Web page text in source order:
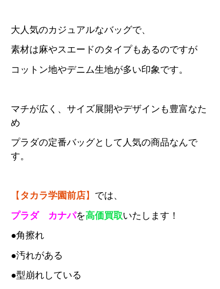
大人気のカジュアルなバッグで、
素材は麻やスエードのタイプもあるのですが
コットン地やデニム生地が多い印象です。
マチが広く、サイズ展開やデザインも豊富なた
め
プラダの定番バッグとして人気の商品なんで
す。
【 タカラ学園前店】 では、
プラダ カナパを高価買取いたします！
●角擦れ
●汚れがある
●型崩れしている